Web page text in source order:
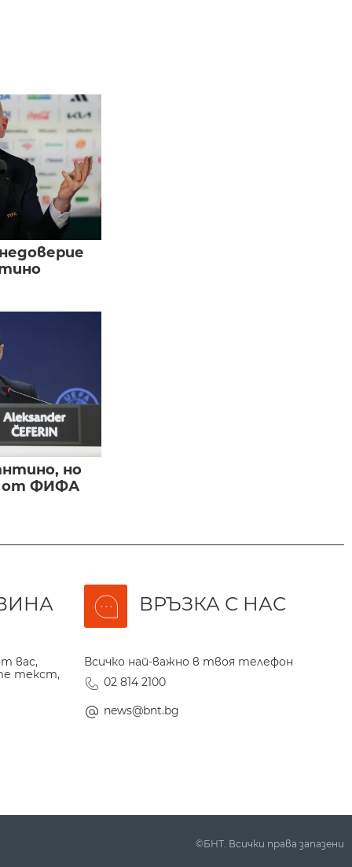
но
от ФИФА
вас,
текст,
ВРЪЗКА С НАС
Всичко най-важно в твоя телефон
02 814 2100
news@bnt.bg
©БНТ. Всички права запазени